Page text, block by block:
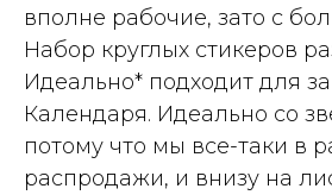
вполне рабочие, зато с
Набор круглых стикеров
Идеально* подходит для
Календаря. Идеально со
потому что мы все-таки в
распродажи, и внизу на